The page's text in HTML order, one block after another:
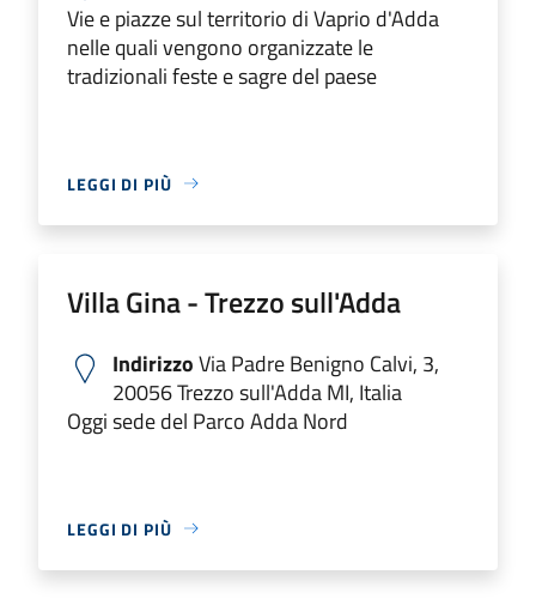
Vie e piazze sul territorio di Vaprio d'Adda
nelle quali vengono organizzate le
tradizionali feste e sagre del paese
LEGGI DI PIÙ
Villa Gina - Trezzo sull'Adda
IndirizzoVia Padre Benigno Calvi, 3,
20056 Trezzo sull'Adda MI, Italia
Oggi sede del Parco Adda Nord
LEGGI DI PIÙ